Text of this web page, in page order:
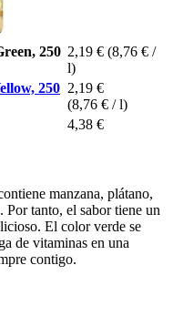
250 2,19 € (8,76 € /
l)
250 2,19 €
(8,76 € / l)
4,38 €
manzana, plátano,
tanto, el sabor tiene un
El color verde se
de vitaminas en una
contigo.